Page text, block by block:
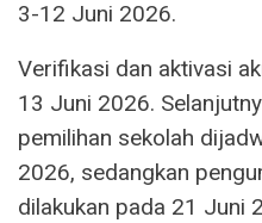
3-12 Juni 2026.
Verifikasi dan aktivasi
13 Juni 2026.
pemilihan sekolah
2026, sedangkan
dilakukan pada 21 Juni